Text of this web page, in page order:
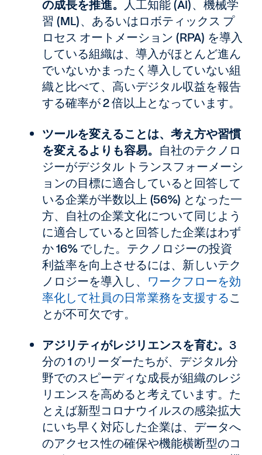
の成長を推進。 人工知能 (AI)、機械学
習 (ML)、あるいはロボティックス プ
ロセス オートメーション (RPA) を導入
している組織は、導入がほとんど進ん
でいないかまったく導入していない組
織と比べて、高いデジタル収益を報告
する確率が 2 倍以上となっています。
ツールを変えることは、考え方や習慣
を変えるよりも容易。 自社のテクノロ
ジーがデジタル トランスフォーメーシ
ョンの目標に適合していると回答して
いる企業が半数以上 (56%) となった一
方、自社の企業文化について同じよう
に適合していると回答した企業はわず
か 16% でした。テクノロジーの投資
利益率を向上させるには、新しいテク
ノロジーを導入し、 ワークフローを効
率化して社員の日常業務を支援するこ
とが不可欠です。
アジリティがレジリエンスを育む。 3
分の 1 のリーダーたちが、デジタル分
野でのスピーディな成長が組織のレジ
リエンスを高めると考えています。た
とえば新型コロナウイルスの感染拡大
にいち早く対応した企業は、データへ
のアクセス性の確保や機能横断型のコ